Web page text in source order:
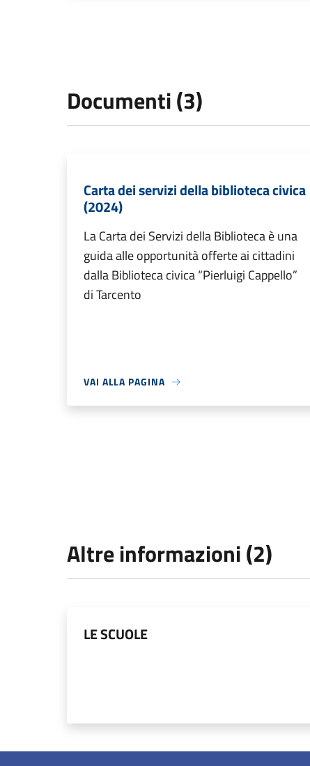
Documenti (3)
Carta dei servizi della biblioteca civica
(2024)
La Carta dei Servizi della Biblioteca è una
guida alle opportunità offerte ai cittadini
dalla Biblioteca civica “Pierluigi Cappello”
di Tarcento
VAI ALLA PAGINA
Altre informazioni (2)
LE SCUOLE